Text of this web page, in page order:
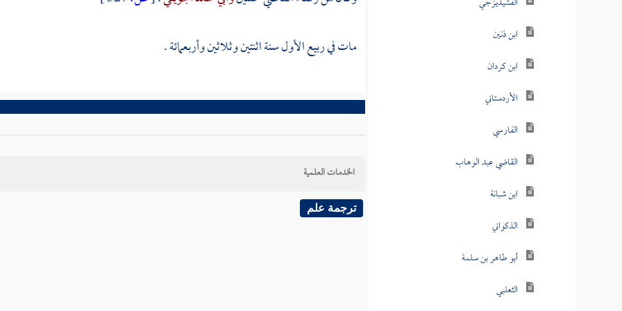
ابن ذنين
ابن كردان
الأردستاني
الفارسي
القاضي عبد الوهاب
ابن شبانة
الذكواني
أبو طاهر بن سلمة
الثعلبي
مات في ربيع الأول سنة اثنتين وثلاثين وأربعمائة .
الخدمات العلمية
ترجمة علم